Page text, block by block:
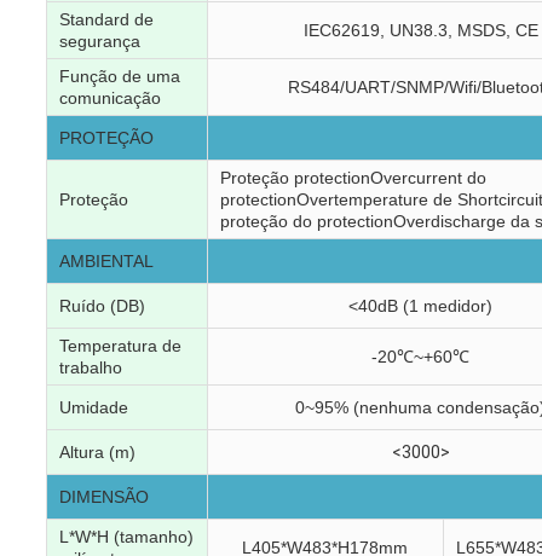
Standard de
segurança
IEC62619, UN38.3, MSDS, CE
Função de uma
comunicação
RS484/UART/SNMP/Wifi/
PROTEÇÃO
Proteção
Proteção protectionOvercurrent do
protectionOvertemperature de
proteção do protectionOverdischarge da
AMBIENTAL
Ruído (DB) <40dB (1 medidor)
Temperatura de
trabalho
-20℃~+60℃
Umidade 0~95% (nenhuma
Altura (m) <3000>
DIMENSÃO
L*W*H (tamanho)
L405*W483*H178mm